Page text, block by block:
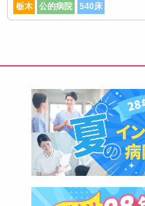
栃木 公的病院 540床